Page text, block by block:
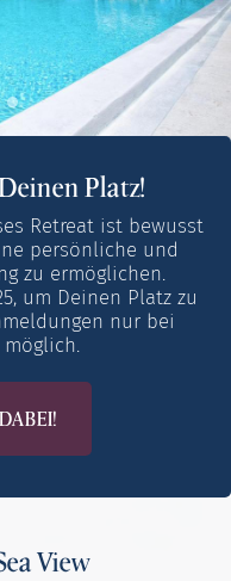
Platz!
Retreat ist bewusst
persönliche und
zu ermöglichen.
um Deinen Platz zu
nur bei
View